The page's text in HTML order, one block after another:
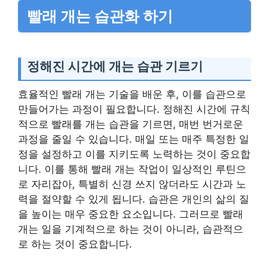
빨래 개는 습관화 하기
정해진 시간에 개는 습관 기르기
효율적인 빨래 개는 기술을 배운 후, 이를 습관으로
만들어가는 과정이 필요합니다. 정해진 시간에 규칙
적으로 빨래를 개는 습관을 기르면, 매번 번거로운
과정을 줄일 수 있습니다. 매일 또는 매주 특정한 일
정을 설정하고 이를 지키도록 노력하는 것이 중요합
니다. 이를 통해 빨래 개는 작업이 일상적인 루틴으
로 자리잡아, 특별히 신경 쓰지 않더라도 시간과 노
력을 절약할 수 있게 됩니다. 습관은 개인의 삶의 질
을 높이는 매우 중요한 요소입니다. 그러므로 빨래
개는 일을 기계적으로 하는 것이 아니라, 습관적으
로 하는 것이 중요합니다.